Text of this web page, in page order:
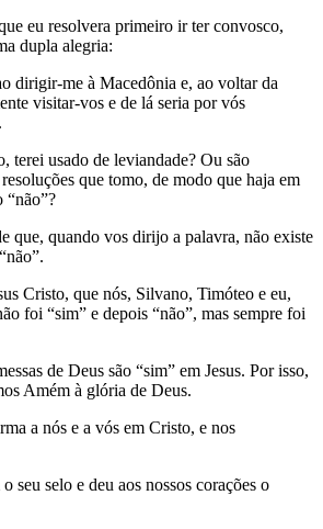
eu resolvera primeiro ir ter convosco,
dupla alegria:
dirigir-me à Macedônia e, ao voltar da
visitar-vos e de lá seria por vós
terei usado de leviandade? Ou são
que tomo, de modo que haja em
“não”?
que, quando vos dirijo a palavra, não existe
Cristo, que nós, Silvano, Timóteo e eu,
foi “sim” e depois “não”, mas sempre foi
de Deus são “sim” em Jesus. Por isso,
Amém à glória de Deus.
a nós e a vós em Cristo, e nos
seu selo e deu aos nossos corações o